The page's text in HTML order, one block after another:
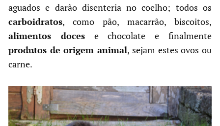
aguados e darão disenteria no coelho; todos os
carboidratos, como pão, macarrão, biscoitos,
alimentos docese chocolate e finalmente
produtos de origem animal, sejam estes ovos ou
carne.